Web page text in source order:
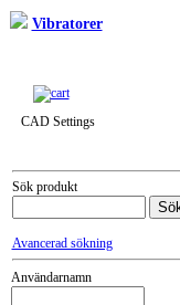
Vibratorer
CAD Settings
Sök produkt
Avancerad sökning
Användarnamn